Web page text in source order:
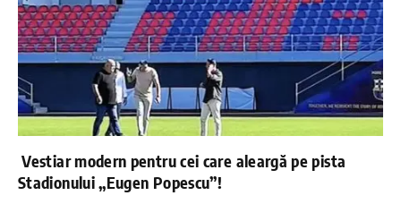
Vestiar modern pentru cei care aleargă pe pista
Stadionului „Eugen Popescu”!